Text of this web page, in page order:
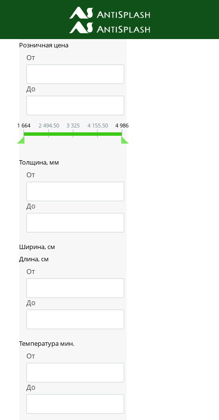
Фильтр товаров
Розничная цена
От
До
1 664 2 494.50 3 325 4 155.50 4 986
Толщина, мм
От
До
Ширина, см
Длина, см
От
До
Температура мин.
От
До